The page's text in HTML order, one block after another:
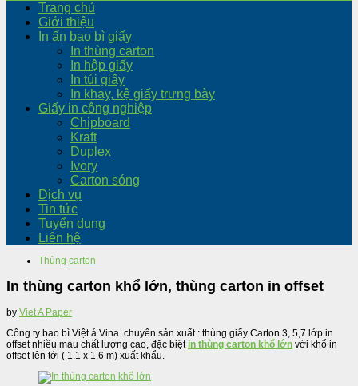
Trang chủ
Giới thiệu
In ấn bao bì giấy
In thùng carton
In hộp giấy
In túi giấy
In khay, kệ giấy trưng bày
Giấy in công nghiệp
Chipboard
Kraft
Duplex
Ivory
Carton sóng
Dịch vụ
Tin tức
Tuyển dụng
Liên hệ
Thùng carton
In thùng carton khổ lớn, thùng carton in offset
by Viet A Paper
Công ty bao bì Việt á Vina chuyên sản xuất : thùng giấy Carton 3, 5,7 lớp in
offset nhiều màu chất lượng cao, đặc biệtin thùng carton khổ lớn với khổ in
offset lên tới ( 1.1 x 1.6 m) xuất khẩu.